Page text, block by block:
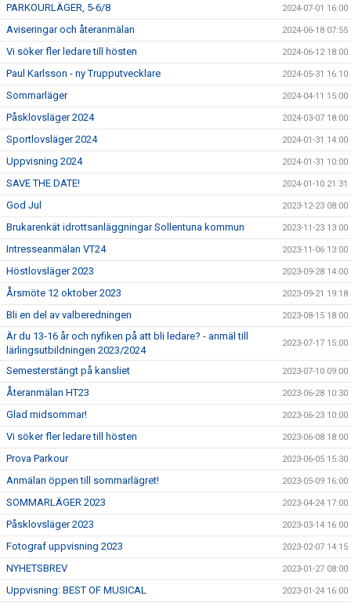
PARKOURLÄGER, 5-6/8 2024-07-01 16:00
Aviseringar och återanmälan 2024-06-18 07:55
Vi söker fler ledare till hösten 2024-06-12 18:00
Paul Karlsson - ny Trupputvecklare 2024-05-31 16:10
Sommarläger 2024-04-11 15:00
Påsklovsläger 2024 2024-03-07 18:00
Sportlovsläger 2024 2024-01-31 14:00
Uppvisning 2024 2024-01-31 10:00
SAVE THE DATE! 2024-01-10 21:31
God Jul 2023-12-23 08:00
Brukarenkät idrottsanläggningar Sollentuna kommun 2023-11-23 13:00
Intresseanmälan VT24 2023-11-06 13:00
Höstlovsläger 2023 2023-09-28 14:00
Årsmöte 12 oktober 2023 2023-09-21 19:18
Bli en del av valberedningen 2023-08-15 18:00
Är du 13-16 år och nyfiken på att bli ledare? - anmäl till
lärlingsutbildningen 2023/2024
2023-07-17 15:00
Semesterstängt på kansliet 2023-07-10 09:00
Återanmälan HT23 2023-06-28 10:30
Glad midsommar! 2023-06-23 10:00
Vi söker fler ledare till hösten 2023-06-08 18:00
Prova Parkour 2023-06-05 15:30
Anmälan öppen till sommarlägret! 2023-05-09 16:00
SOMMARLÄGER 2023 2023-04-24 17:00
Påsklovsläger 2023 2023-03-14 16:00
Fotograf uppvisning 2023 2023-02-07 14:15
NYHETSBREV 2023-01-27 08:00
Uppvisning: BEST OF MUSICAL 2023-01-24 16:00